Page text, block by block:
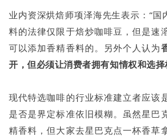
业内资深烘焙师项泽海先生表示：“国
料的法律仅限于焙炒咖啡豆，但是速
可以添加香精香料的。另外个人认为
开，但必须让消费者拥有知情权和选择
现代特选咖啡的行业标准建立者应该
是否是界定标准依旧模糊。虽然星巴
精香料，但大家去星巴克点一杯香草